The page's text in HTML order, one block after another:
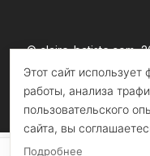
© claire-batiste.com,
Информация на сайте
Этот сайт
работы, анализа
пользовательского
сайта, вы
Подробнее